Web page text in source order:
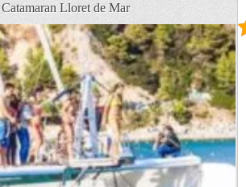
Catamaran Lloret de Mar